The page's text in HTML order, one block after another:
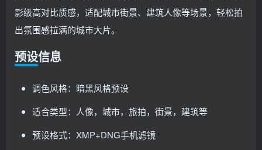
影级高对比质感，适配城市街景、建筑人像等场景，轻松拍
出氛围感拉满的城市大片。
预设信息
调色风格：暗黑风格预设
适合类型：人像，城市，旅拍，街景，建筑等
预设格式：XMP+DNG手机滤镜